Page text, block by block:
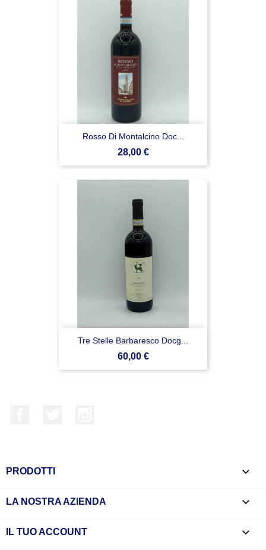
Rosso Di Montalcino Doc...
Prezzo
28,00 €
Tre Stelle Barbaresco Docg...
Prezzo
60,00 €
PRODOTTI 
LA NOSTRA AZIENDA 
IL TUO ACCOUNT 